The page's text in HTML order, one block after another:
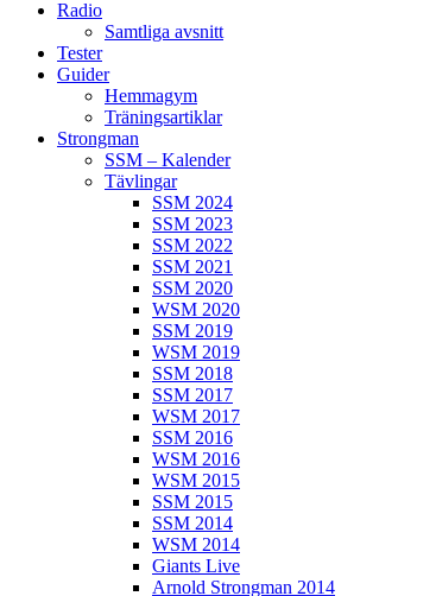
Radio
Samtliga avsnitt
Tester
Guider
Hemmagym
Träningsartiklar
Strongman
SSM – Kalender
Tävlingar
SSM 2024
SSM 2023
SSM 2022
SSM 2021
SSM 2020
WSM 2020
SSM 2019
WSM 2019
SSM 2018
SSM 2017
WSM 2017
SSM 2016
WSM 2016
WSM 2015
SSM 2015
SSM 2014
WSM 2014
Giants Live
Arnold Strongman 2014